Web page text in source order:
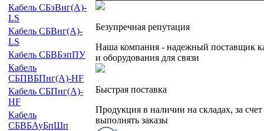
Кабель СБэВнг(А)-
LS
Кабель СБВнг(А)-
LS
Кабель СБВБэпПУ
Кабель
СБПВБПнг(А)-HF
Кабель СБПнг(А)-
HF
Кабель
СБВБАуБпШп
Безупречная репутация
Наша компания - надежный поставщик
и оборудования для связи
Быстрая поставка
Продукция в наличии на складах, за
выполнять заказы